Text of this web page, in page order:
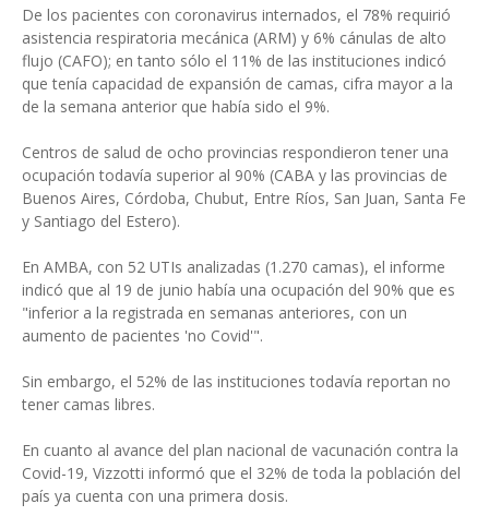
De los pacientes con coronavirus internados, el 78% requirió
asistencia respiratoria mecánica (ARM) y 6% cánulas de alto
flujo (CAFO); en tanto sólo el 11% de las instituciones indicó
que tenía capacidad de expansión de camas, cifra mayor a la
de la semana anterior que había sido el 9%.
Centros de salud de ocho provincias respondieron tener una
ocupación todavía superior al 90% (CABA y las provincias de
Buenos Aires, Córdoba, Chubut, Entre Ríos, San Juan, Santa Fe
y Santiago del Estero).
En AMBA, con 52 UTIs analizadas (1.270 camas), el informe
indicó que al 19 de junio había una ocupación del 90% que es
"inferior a la registrada en semanas anteriores, con un
aumento de pacientes 'no Covid'".
Sin embargo, el 52% de las instituciones todavía reportan no
tener camas libres.
En cuanto al avance del plan nacional de vacunación contra la
Covid-19, Vizzotti informó que el 32% de toda la población del
país ya cuenta con una primera dosis.